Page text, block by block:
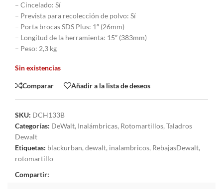
– Cincelado: Sí
– Prevista para recolección de polvo: Sí
– Porta brocas SDS Plus: 1″ (26mm)
– Longitud de la herramienta: 15″ (383mm)
– Peso: 2,3 kg
Sin existencias
Comparar Añadir a la lista de deseos
SKU: DCH133B
Categorías: DeWalt, Inalámbricas, Rotomartillos, Taladros
Dewalt
Etiquetas: blackurban, dewalt, inalambricos, RebajasDewalt,
rotomartillo
Compartir: